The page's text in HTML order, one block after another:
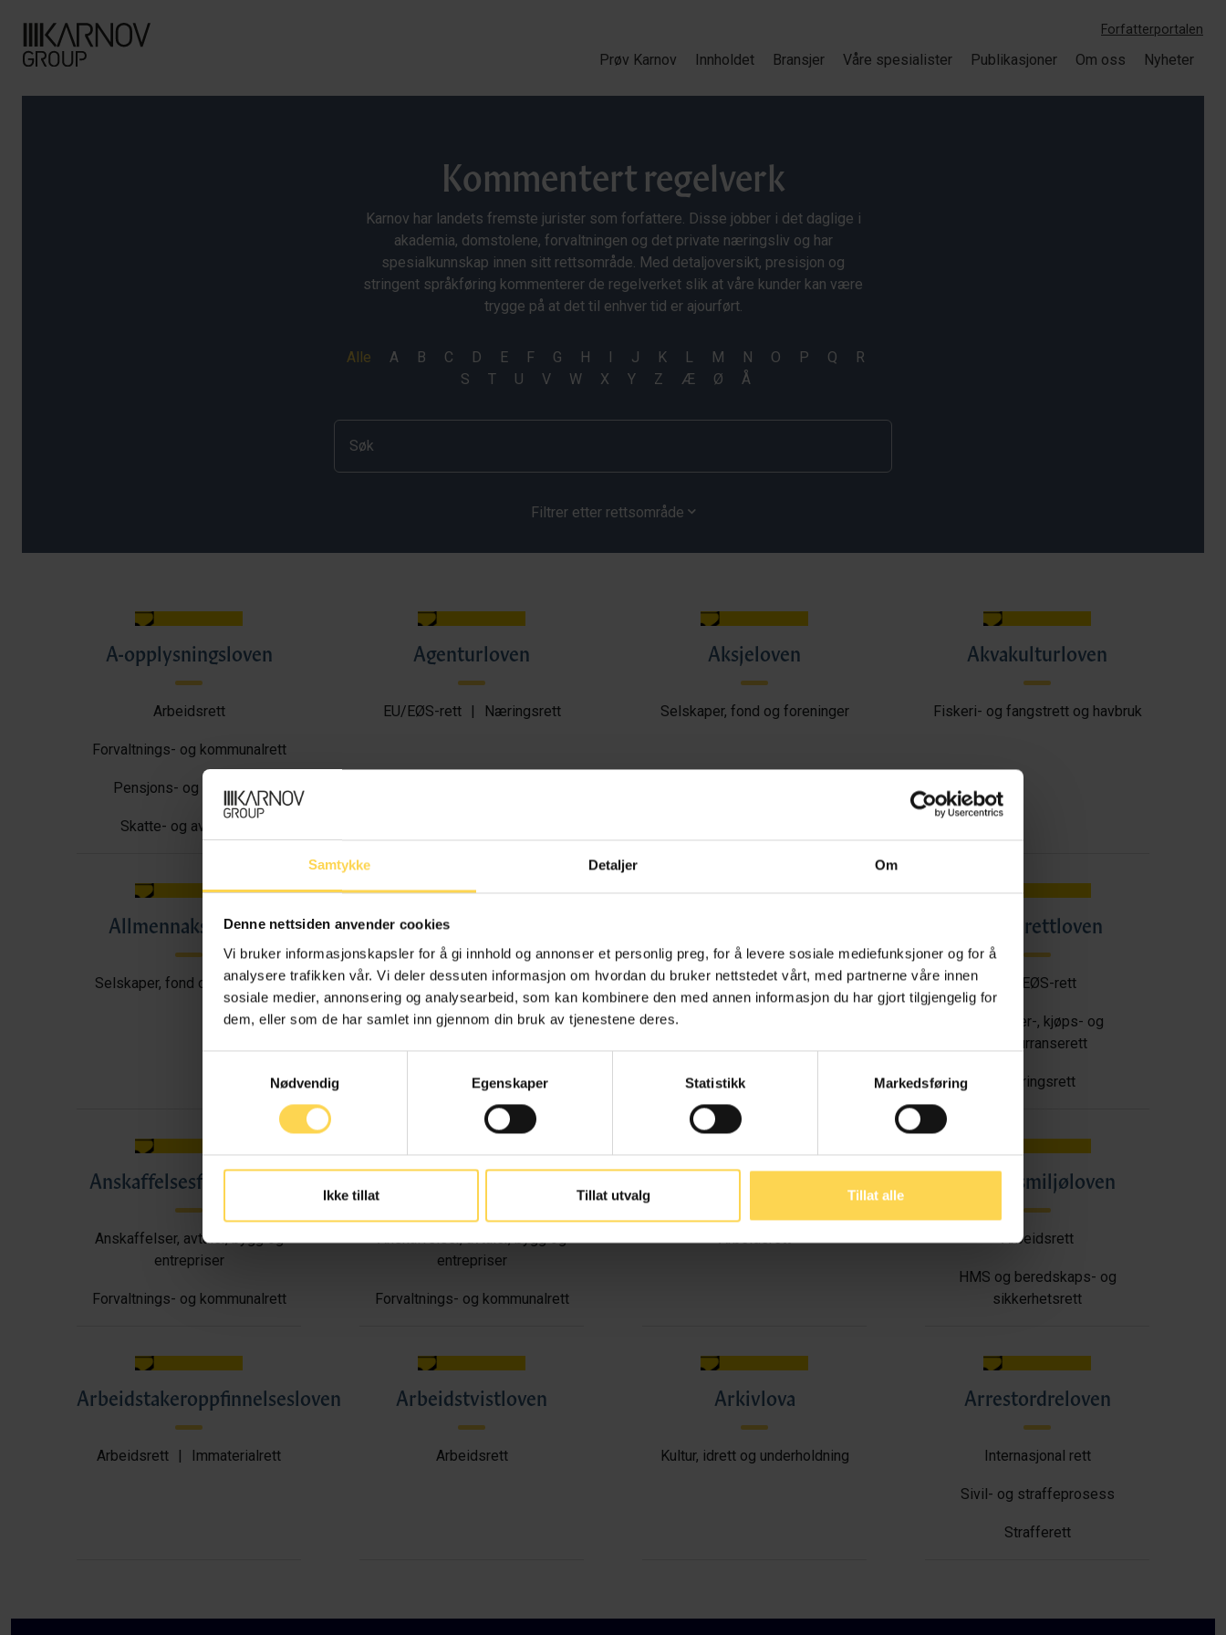
Samtykke Detaljer Om
Denne nettsiden anvender cookies
Vi bruker informasjonskapsler for å gi innhold og annonser et personlig preg, for å levere sosiale mediefunksjoner og for å
analysere trafikken vår. Vi deler dessuten informasjon om hvordan du bruker nettstedet vårt, med partnerne våre innen
sosiale medier, annonsering og analysearbeid, som kan kombinere den med annen informasjon du har gjort tilgjengelig for
dem, eller som de har samlet inn gjennom din bruk av tjenestene deres.
Nødvendig
Egenskaper Statistikk Markedsføring
Ikke tillat Tillat utvalg Tillat alle
Forfatterportalen
Prøv Karnov Innholdet Bransjer Våre spesialister Publikasjoner Om oss Nyheter
Kommentert regelverk
Karnov har landets fremste jurister som forfattere. Disse jobber i det daglige i
akademia, domstolene, forvaltningen og det private næringsliv og har
spesialkunnskap innen sitt rettsområde. Med detaljoversikt, presisjon og
stringent språkføring kommenterer de regelverket slik at våre kunder kan være
trygge på at det til enhver tid er ajourført.
Filtrer etter rettsområde
A-opplysningsloven
Arbeidsrett
Forvaltnings- og kommunalrett
Pensjons- og trygderett
Skatte- og avgiftsrett
Agenturloven
EU/EØS-rett | Næringsrett
Aksjeloven
Selskaper, fond og foreninger
Akvakulturloven
Fiskeri- og fangstrett og havbruk
Allmennaksjeloven
Selskaper, fond og foreninger
Allmenngjøringsloven
Arbeidsrett
behandlingsloven
Helse- og omsorgsrett
Angrerettloven
EU/EØS-rett
Forbruker-, kjøps- og
konkurranserett
Næringsrett
Anskaffelsesforskriften
Anskaffelser, avtaler, bygg og
entrepriser
Forvaltnings- og kommunalrett
Anskaffelsesloven
Anskaffelser, avtaler, bygg og
entrepriser
Forvaltnings- og kommunalrett
Arbeidsmarkedsloven
Arbeidsrett
Arbeidsmiljøloven
Arbeidsrett
HMS og beredskaps- og
sikkerhetsrett
Arbeidstakeroppfinnelsesloven
Arbeidsrett | Immaterialrett
Arbeidstvistloven
Arbeidsrett
Arkivlova
Kultur, idrett og underholdning
Arrestordreloven
Internasjonal rett
Sivil- og straffeprosess
Strafferett